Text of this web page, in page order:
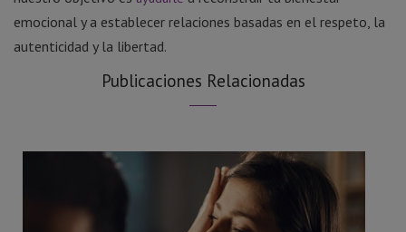
emocional y a establecer relaciones basadas en el respeto, la
autenticidad y la libertad.
Publicaciones Relacionadas